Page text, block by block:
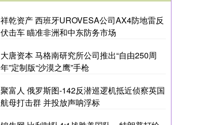
祥乾资产 西班牙UROVESA公司AX4防地雷反
伏击车 瞄准非洲和中东防务市场
大唐资本 马格南研究所公司推出“自由250周
年”定制版“沙漠之鹰”手枪
聚富人 俄罗斯图-142反潜巡逻机抵近侦察英国
航母打击群 并投放声呐浮标